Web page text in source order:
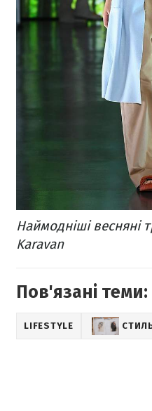
Наймодніші весняні
Karavan
Пов'язані теми:
LIFESTYLE